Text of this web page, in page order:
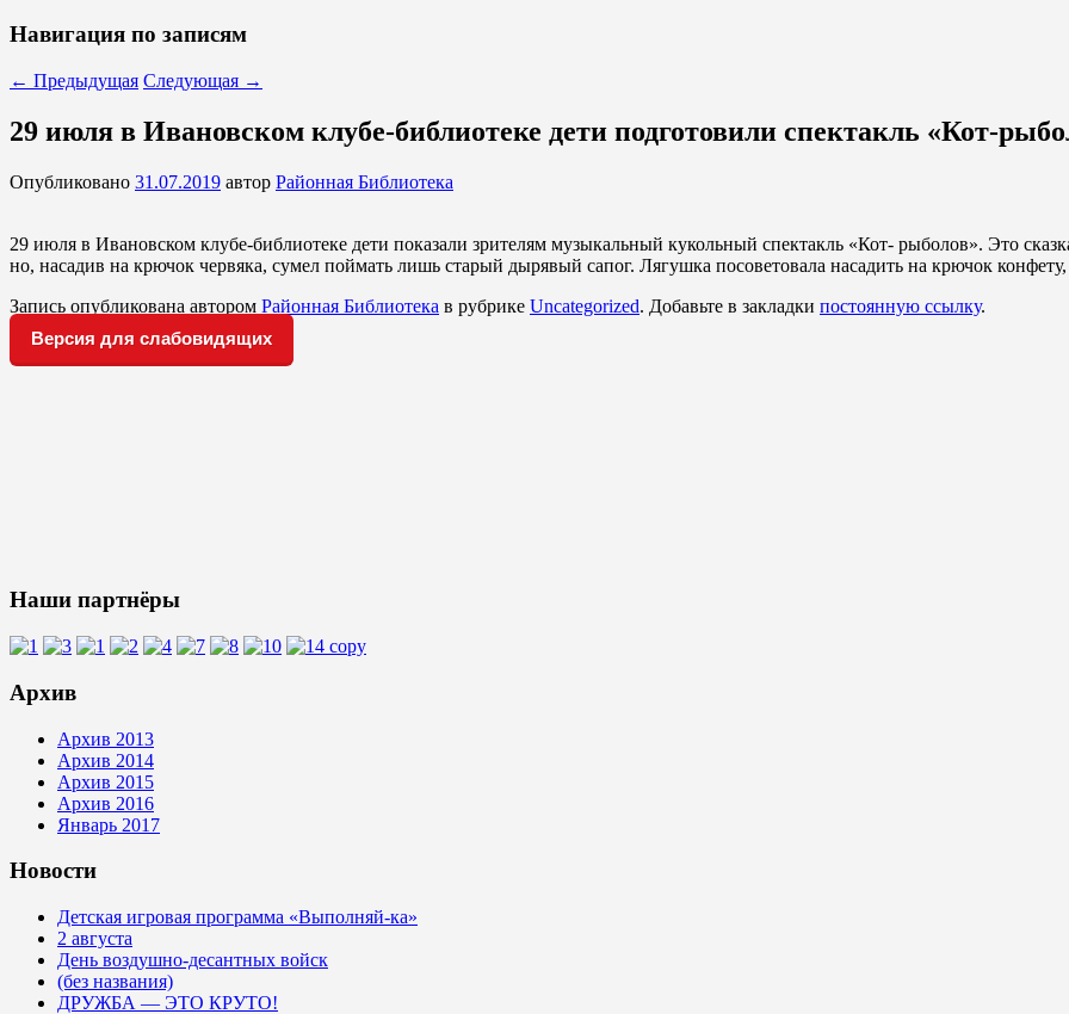
Навигация по записям
← Предыдущая Следующая →
29 июля в Ивановском клубе-библиотеке дети подготовили спектакль «Кот-
Опубликовано 31.07.2019 автор Районная Библиотека
29 июля в Ивановском клубе-библиотеке дети показали зрителям музыкальный кукольный спектакль «Кот- рыболов». Это
но, насадив на крючок червяка, сумел поймать лишь старый дырявый сапог. Лягушка посоветовала насадить на крючок
Запись опубликована автором Районная Библиотека в рубрике Uncategorized. Добавьте в закладки постоянную ссылку.
Версия для слабовидящих
Наши партнёры
Архив
Архив 2013
Архив 2014
Архив 2015
Архив 2016
Январь 2017
Новости
Детская игровая программа «Выполняй-ка»
2 августа
День воздушно-десантных войск
(без названия)
ДРУЖБА — ЭТО КРУТО!